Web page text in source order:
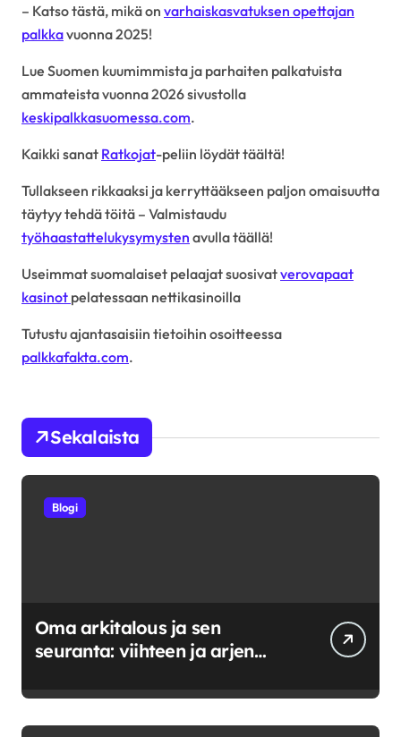
– Katso tästä, mikä on varhaiskasvatuksen opettajan
palkkavuonna 2025!
Lue Suomen kuumimmista ja parhaiten palkatuista
ammateista vuonna 2026 sivustolla
keskipalkkasuomessa.com.
Kaikki sanat Ratkojat-peliin löydät täältä!
Tullakseen rikkaaksi ja kerryttääkseen paljon omaisuutta
täytyy tehdä töitä – Valmistaudu
työhaastattelukysymysten avulla täällä!
Useimmat suomalaiset pelaajat suosivatverovapaat
kasinot pelatessaan nettikasinoilla
Tutustu ajantasaisiin tietoihin osoitteessa
palkkafakta.com.
Sekalaista
Blogi
Oma arkitalous ja sen
seuranta: viihteen ja arjen